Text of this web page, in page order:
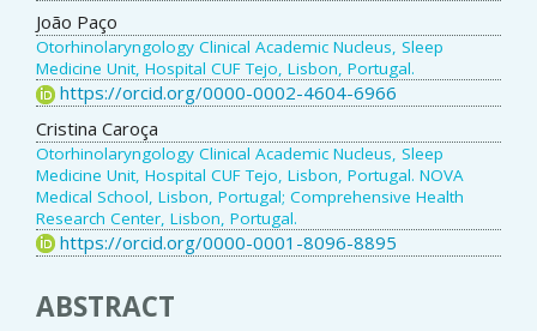
João Paço
Otorhinolaryngology Clinical Academic Nucleus, Sleep
Medicine Unit, Hospital CUF Tejo, Lisbon, Portugal.
https://orcid.org/0000-0002-4604-6966
Cristina Caroça
Otorhinolaryngology Clinical Academic Nucleus, Sleep
Medicine Unit, Hospital CUF Tejo, Lisbon, Portugal. NOVA
Medical School, Lisbon, Portugal; Comprehensive Health
Research Center, Lisbon, Portugal.
https://orcid.org/0000-0001-8096-8895
ABSTRACT